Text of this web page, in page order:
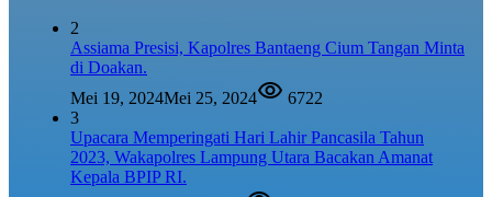
2
Assiama Presisi, Kapolres Bantaeng Cium Tangan Minta
di Doakan.
Mei 19, 2024Mei 25, 2024
6722
3
Upacara Memperingati Hari Lahir Pancasila Tahun
2023, Wakapolres Lampung Utara Bacakan Amanat
Kepala BPIP RI.